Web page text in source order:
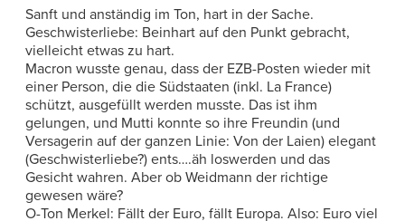
Sanft und anständig im Ton, hart in der Sache.
Geschwisterliebe: Beinhart auf den Punkt gebracht,
vielleicht etwas zu hart.
Macron wusste genau, dass der EZB-Posten wieder mit
einer Person, die die Südstaaten (inkl. La France)
schützt, ausgefüllt werden musste. Das ist ihm
gelungen, und Mutti konnte so ihre Freundin (und
Versagerin auf der ganzen Linie: Von der Laien) elegant
(Geschwisterliebe?) ents….äh loswerden und das
Gesicht wahren. Aber ob Weidmann der richtige
gewesen wäre?
O-Ton Merkel: Fällt der Euro, fällt Europa. Also: Euro viel